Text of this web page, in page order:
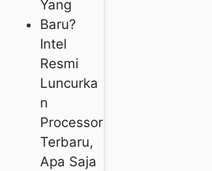
Intel
Resmi
Luncurka
N
Processor
Terbaru,
Apa Saja